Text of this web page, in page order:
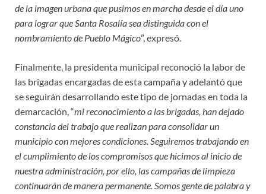
de la imagen urbana que pusimos en marcha desde el día uno
para lograr que Santa Rosalía sea distinguida con el
nombramiento de Pueblo Mágico”, expresó.
Finalmente, la presidenta municipal reconoció la labor de
las brigadas encargadas de esta campaña y adelantó que
se seguirán desarrollando este tipo de jornadas en toda la
demarcación, “mi reconocimiento a las brigadas, han dejado
constancia del trabajo que realizan para consolidar un
municipio con mejores condiciones. Seguiremos trabajando en
el cumplimiento de los compromisos que hicimos al inicio de
nuestra administración, por ello, las campañas de limpieza
continuarán de manera permanente. Somos gente de palabra y